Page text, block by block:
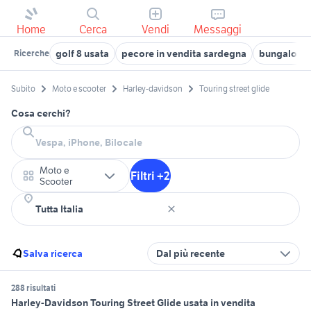
Home Cerca Vendi Messaggi
Ricerche golf 8 usata pecore in vendita sardegna bungalow
Subito Moto e scooter Harley-davidson Touring street glide
Cosa cerchi?
Moto e
Scooter
Filtri +2
Salva ricerca Dal più recente
288 risultati
Harley-Davidson Touring Street Glide usata in vendita